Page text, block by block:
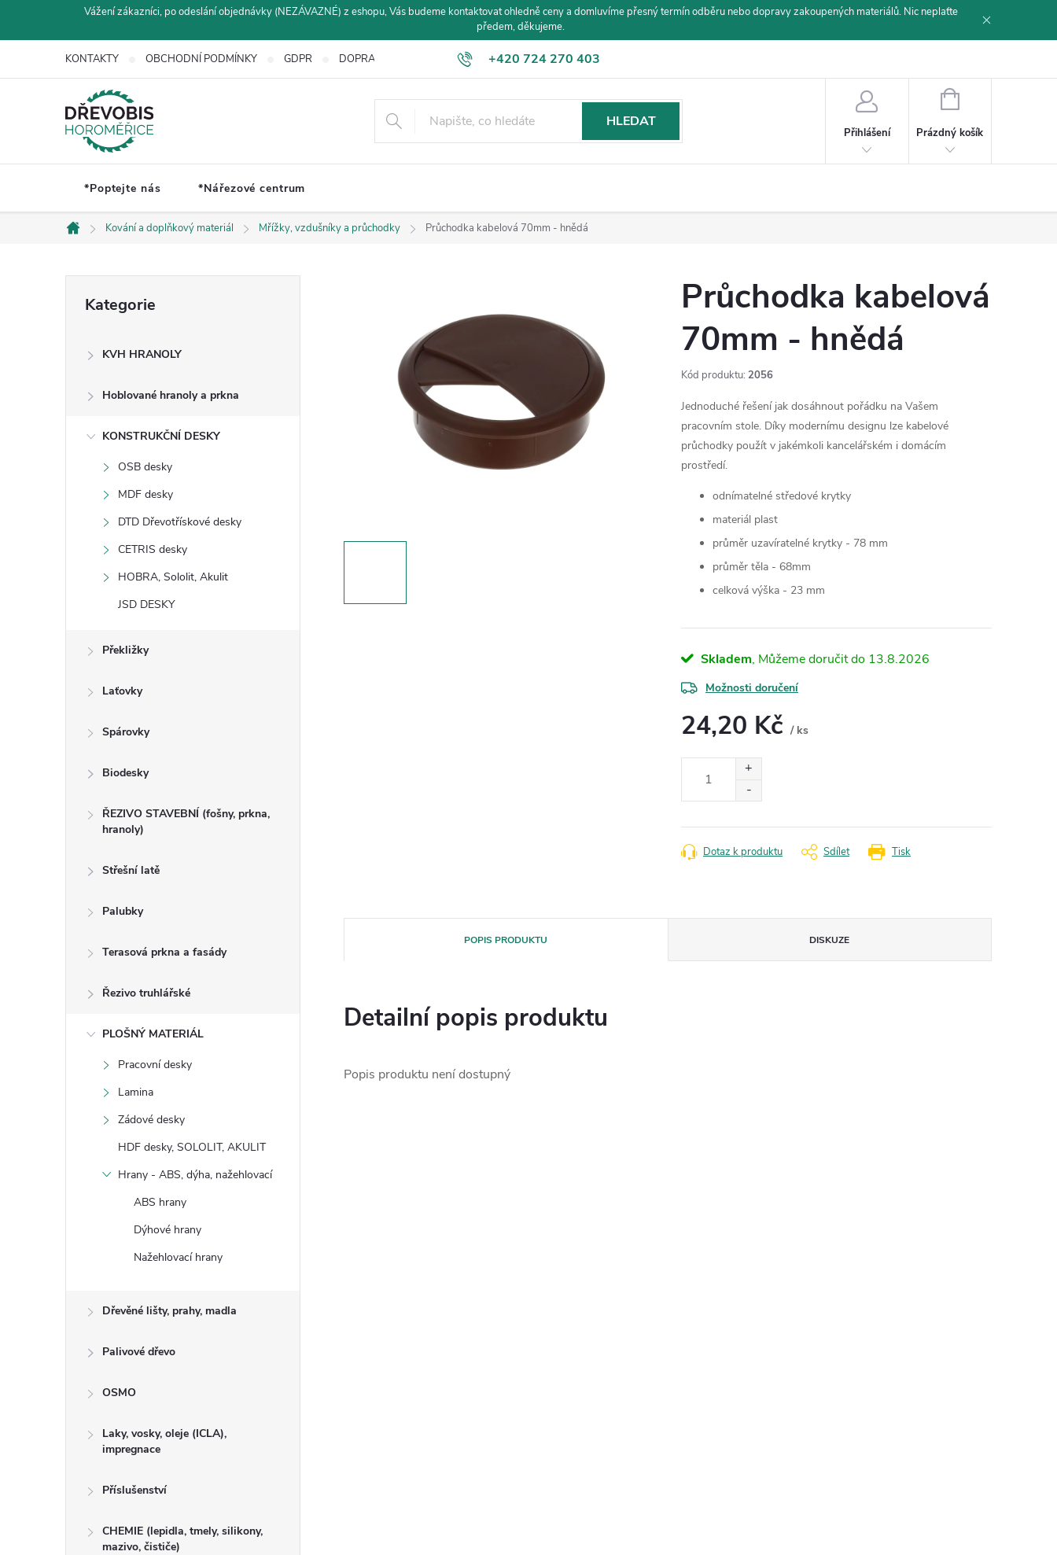
Vážení zákazníci, po odeslání objednávky (NEZÁVAZNÉ) z eshopu, Vás budeme kontaktovat ohledně ceny a domluvíme přesný termín odběru nebo dopravy zakoupených materiálů. Nic neplaťte
předem, děkujeme.
+420 724 270 403
KONTAKTY OBCHODNÍ PODMÍNKY GDPR DOPRAVA A PLATBA
HLEDAT
Přihlášení
NÁKUPNÍ
Prázdný košík
*Poptejte nás *Nářezové centrum
Domů
Kování a doplňkový materiál Mřížky, vzdušníky a průchodky Průchodka kabelová 70mm - hnědá
kategorie
Kategorie
KVH HRANOLY
Hoblované hranoly a prkna
KONSTRUKČNÍ DESKY
OSB desky
MDF desky
DTD Dřevotřískové desky
CETRIS desky
HOBRA, Sololit, Akulit
JSD DESKY
Překližky
Laťovky
Spárovky
Biodesky
ŘEZIVO STAVEBNÍ (fošny, prkna,
hranoly)
Střešní latě
Palubky
Terasová prkna a fasády
Řezivo truhlářské
PLOŠNÝ MATERIÁL
Pracovní desky
Lamina
Zádové desky
HDF desky, SOLOLIT, AKULIT
Hrany - ABS, dýha, nažehlovací
ABS hrany
Dýhové hrany
Nažehlovací hrany
Dřevěné lišty, prahy, madla
Palivové dřevo
OSMO
Laky, vosky, oleje (ICLA),
impregnace
Příslušenství
CHEMIE (lepidla, tmely, silikony,
mazivo, čističe)
Průchodka kabelová
70mm - hnědá
Kód produktu: 2056
Jednoduché řešení jak dosáhnout pořádku na Vašem
pracovním stole. Díky modernímu designu lze kabelové
průchodky použít v jakémkoli kancelářském i domácím
prostředí.
odnímatelné středové krytky
materiál plast
průměr uzavíratelné krytky - 78 mm
průměr těla - 68mm
celková výška - 23 mm
Skladem 13.8.2026
Možnosti doručení
24,20 Kč / ks
Tisk
Dotaz k produktu Sdílet
POPIS PRODUKTU DISKUZE
Detailní popis produktu
Popis produktu není dostupný